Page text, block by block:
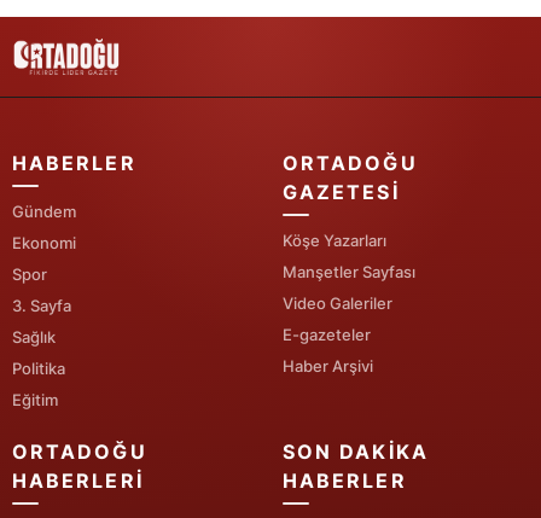
Batman
Ardahan
Iğdır
Yalova
Karabük
Kilis
Düzce
HABERLER
Gündem
Ekonomi
Spor
3. Sayfa
Sağlık
Politika
Eğitim
ORTADOĞU
GAZETESI
Köşe Yazarları
Manşetler Sayfası
Video Galeriler
E-gazeteler
Haber Arşivi
ORTADOĞU
HABERLERI
SON DAKIKA
HABERLER